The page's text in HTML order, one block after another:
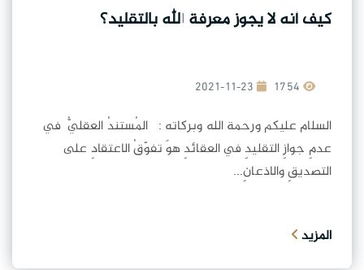
كيف أنه لا يجوز معرفة الله بالتقليد؟
2021-11-23
السلام عليكم ورحمة الله وبركاته : المُستندُ العقليُّ في
عدمِ جوازِ التقليدِ في العقائدِ هوَ تفوّقُ الاعتقادِ على
التصديقِ والاذعانِ...
المزيد